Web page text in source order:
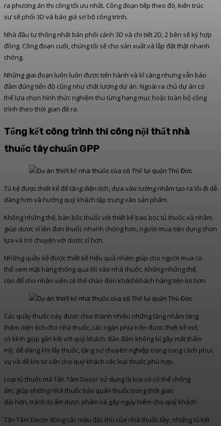
ra phương án thi công tối ưu nhất. Công đoạn tiếp theo đó, kiến trúc
sư sẽ phối 3D và báo giá sơ bộ công trình.
Nhà đầu tư thống nhất bản phối cảnh 3D và chi tiết 2D, 2 bên sẽ ký hợp
đồng. Công đoạn cuối, chúng tôi sẽ cho sản xuất và lắp đặt thật nhanh
chóng.
Những giai đoạn luôn luôn được tiến hành và kĩ càng nhưng vẫn bảo
đảm đúng tiến độ cũng như chất lượng dự án. Ngoài ra chủ dự án có
thể lựa chọn hình thức nghiệm thu từng hạng mục hoặc toàn bộ công
trình theo thời gian đề ra.
Tổng kết công trình thi công nội thất nhà
thuốc tây chuẩn GPP
Tủ kệ được thiết kế để tăng diện tích, dựa vào tường nhằm tạo ra lối đi dễ
dàng hơn và hướng quý khách tập trung vào sản phẩm.
Không những thế, bàn bốc thuốc với thiết kế bao bọc tủ thuốc và nhằm
giúp dược sĩ lên đơn thuốc nhanh chóng hơn, người mua tiện dụng chọn
lựa và trò chuyện với dược sĩ hơn.
Những quầy kệ được thiết kế hiệu quả nhằm giúp cho người mua có
thể xem mặt hàng thông qua lối vào nhà thuốc. Không những thế,
còn để cho nhân viên có thể chào đón kháchkhách hàng tiện lợi hơn.
Các quầy thuốc này được chia thành nhiều những tầng nhằm tăng
thêm diện tích cho nhà thuốc, các ngăn phía trên được thiết kế mở,
có kính giúp gắn kết với quý khách. Bảo đảm không bị gây mất thẩm
mỹ, dễ dàng khi lấy thuốc, tăng sự chuyên nghiệp trong cung cách phục
vụ và dễ khi tư vấn cho quý khách các loại thuốc phù hợp.
Loại tủ thuốc mà Tận Tâm Decor sử dụng là loại có có thể chống
ẩm, giúp những nhà thuốc bảo quản thuốc trong thời gian
dài hơn, tránh bị ẩm dược phẩm và gây nguy hiểm cho quý khách.
Tận Tâm Decor dùng các màu đặc thù của nhà thuốc tây, những tủ kết